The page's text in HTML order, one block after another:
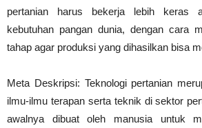
pertanian harus bekerja lebih keras
kebutuhan pangan dunia, dengan cara
tahap agar produksi yang dihasilkan bisa
Meta Deskripsi: Teknologi pertanian
ilmu-ilmu terapan serta teknik di sektor
awalnya dibuat oleh manusia untuk